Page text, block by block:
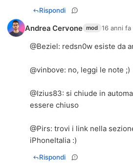
Rispondi
Andrea Cervone mod 16 anni fa
@Beziel: redsn0w esiste da
@vinbove: no, leggi le note ;)
@Izius83: si chiude in
essere chiuso
@Pirs: trovi i link nella
iPhoneItalia :)
Rispondi